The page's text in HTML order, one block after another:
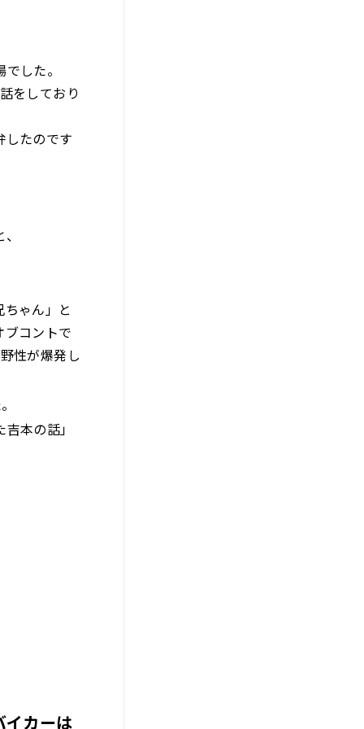
した。
をしており
したのです
ゃん」と
コントで
性が爆発し
本の話」
イカーは